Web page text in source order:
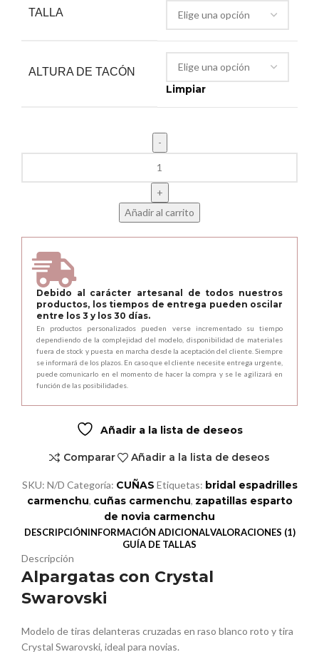
TALLA
ALTURA DE TACÓN
Limpiar
Añadir al carrito
Debido al carácter artesanal de todos nuestros
productos, los tiempos de entrega pueden oscilar
entre los 3 y los 30 días.
En productos personalizados pueden verse incrementado su tiempo
dependiendo de la complejidad del modelo, disponibilidad de materiales
fuera de stock y puesta en marcha desde la aceptación del cliente. Siempre
se informará de los plazos. En caso que el cliente necesite entrega urgente,
puede comunicarlo en el momento de hacer la compra y se le agilizará en
función de las posibilidades.
Añadir a la lista de deseos
Comparar Añadir a la lista de deseos
SKU: N/D Categoría: CUÑAS Etiquetas: bridal espadrilles
carmenchu, cuñas carmenchu, zapatillas esparto
de novia carmenchu
DESCRIPCIÓNINFORMACIÓN ADICIONALVALORACIONES (1)
GUÍA DE TALLAS
Descripción
Alpargatas con Crystal
Swarovski
Modelo de tiras delanteras cruzadas en raso blanco roto y tira
Crystal Swarovski, ideal para novias.